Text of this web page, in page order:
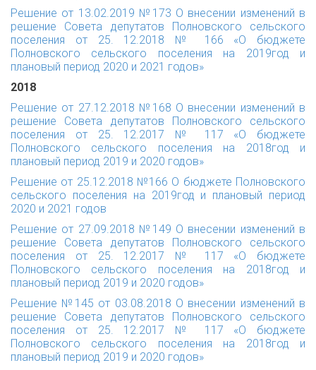
Решение от 13.02.2019 №173 О внесении изменений в
решение Совета депутатов Полновского сельского
поселения от 25. 12.2018 № 166 «О бюджете
Полновского сельского поселения на 2019год и
плановый период 2020 и 2021 годов»
2018
Решение от 27.12.2018 №168 О внесении изменений в
решение Совета депутатов Полновского сельского
поселения от 25. 12.2017 № 117 «О бюджете
Полновского сельского поселения на 2018год и
плановый период 2019 и 2020 годов»
Решение от 25.12.2018 №166 О бюджете Полновского
сельского поселения на 2019год и плановый период
2020 и 2021 годов
Решение от 27.09.2018 №149 О внесении изменений в
решение Совета депутатов Полновского сельского
поселения от 25. 12.2017 № 117 «О бюджете
Полновского сельского поселения на 2018год и
плановый период 2019 и 2020 годов»
Решение №145 от 03.08.2018 О внесении изменений в
решение Совета депутатов Полновского сельского
поселения от 25. 12.2017 № 117 «О бюджете
Полновского сельского поселения на 2018год и
плановый период 2019 и 2020 годов»